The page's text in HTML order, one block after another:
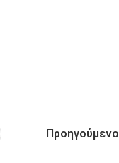
Προηγούμενο